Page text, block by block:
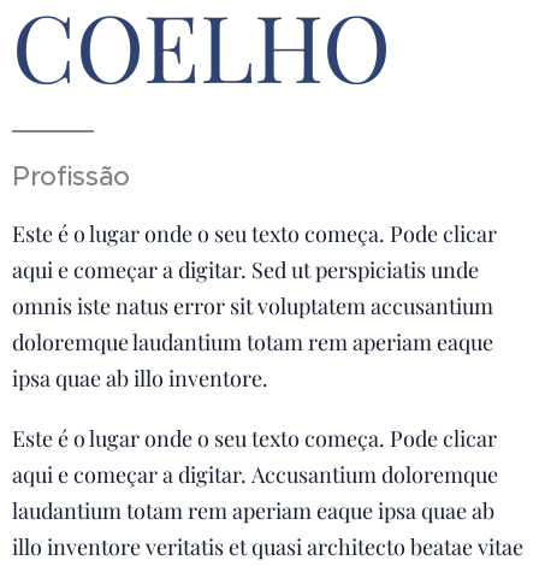
COELHO
Profissão
Este é o lugar onde o seu texto começa. Pode clicar
aqui e começar a digitar. Sed ut perspiciatis unde
omnis iste natus error sit voluptatem accusantium
doloremque laudantium totam rem aperiam eaque
ipsa quae ab illo inventore.
Este é o lugar onde o seu texto começa. Pode clicar
aqui e começar a digitar. Accusantium doloremque
laudantium totam rem aperiam eaque ipsa quae ab
illo inventore veritatis et quasi architecto beatae vitae